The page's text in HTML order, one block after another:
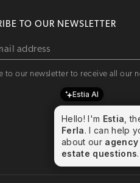
TO OUR NEWSLETTER
to our newsletter to receive all our
Hello! I'm Estia ,
Ferla. I can help
about our
estate questions
Estia AI